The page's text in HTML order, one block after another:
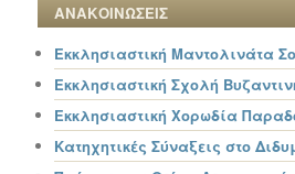
ΑΝΑΚΟΙΝΩΣΕΙΣ
Εκκλησιαστική Μαντολινάτα
Εκκλησιαστική Σχολή
Εκκλησιαστική Χορωδία
Κατηχητικές Σύναξεις στο